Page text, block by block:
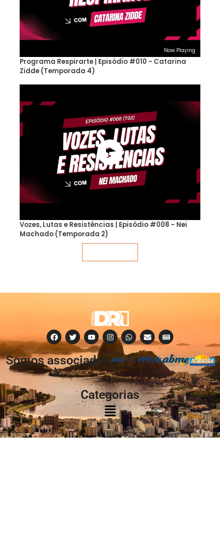
Now Playing
Programa Respirarte | Episódio #010 - Catarina
Zidde (Temporada 4)
Vozes, Lutas e Resistências | Episódio #008 - Nei
Machado (Temporada 2)
Somos associados
à:
Categorias